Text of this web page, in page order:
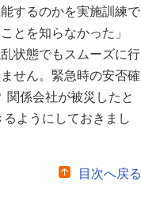
するのかを実施訓練で
とを知らなかった」
状態でもスムーズに行
せん。緊急時の安否確
関係会社が被災したと
ようにしておきまし
目次へ戻る